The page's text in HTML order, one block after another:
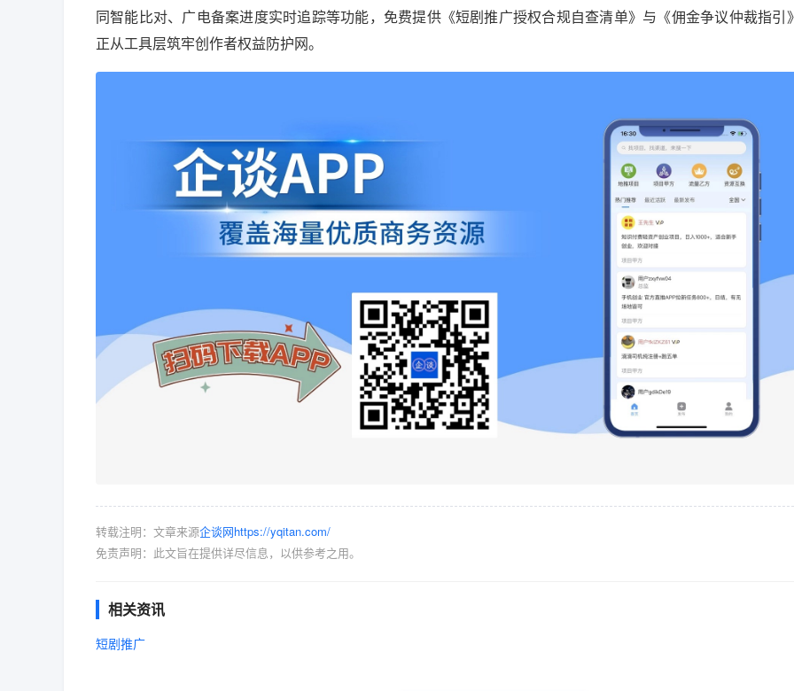
同智能比对、广电备案进度实时追踪等功能，免费提供《短剧推广授权合规自查清单》与《佣金争议仲裁指引
正从工具层筑牢创作者权益防护网。
转载注明：文章来源企谈网https://yqitan.com/
免责声明：此文旨在提供详尽信息，以供参考之用。
相关资讯
短剧推广